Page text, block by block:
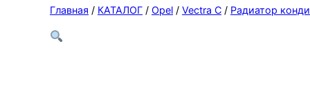
Главная / КАТАЛОГ / Opel / Vectra C / Радиатор